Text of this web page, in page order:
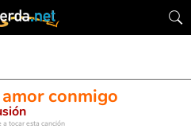
conmigo
tocar esta canción